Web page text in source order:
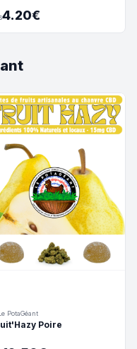
4.20€
PotaGéant
Poire